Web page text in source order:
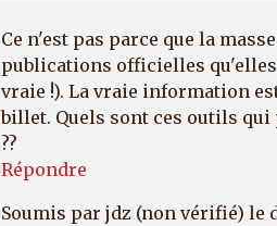
Ce n'est pas parce que la
publications officielles
vraie !). La vraie information
billet. Quels sont ces outils qui
??
Répondre
Soumis par jdz (non vérifié) le